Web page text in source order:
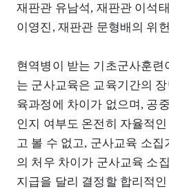
재판관 유남석, 재판관 이석
이영진, 재판관 문형배의 위
현역병이 받는 기초군사훈
는 군사교육은 교육기간의
육과정에 차이가 없으며, 공
인지 여부도 온전히 자율적
고 볼 수 없고, 군사교육 소
의 처우 차이가 군사교육 소
지급을 달리 결정할 합리적